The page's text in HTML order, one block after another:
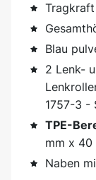
Tragkraft
Blau
2 Lenk-
1757-3 -
TPE-
mm x 40
Naben